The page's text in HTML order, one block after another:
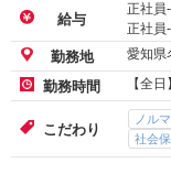
給与
正社員
正社員
勤務地 愛知県
勤務時間 【全
こだわり
ノル
社会